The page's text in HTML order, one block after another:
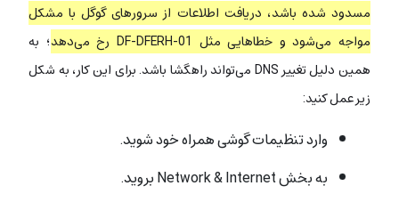
مسدود شده باشد، دریافت اطلاعات از سرورهای گوگل با مشکل
مواجه می‌شود و خطاهایی مثل DF-DFERH-01 رخ می‌دهد
؛ به
همین دلیل تغییر DNS می‌تواند راهگشا باشد. برای این کار، به شکل
زیر عمل کنید:
وارد تنظیمات گوشی همراه خود شوید.
به بخش Network & Internet بروید.